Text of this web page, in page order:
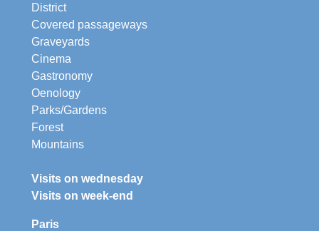
District
Covered passageways
Graveyards
Cinema
Gastronomy
Oenology
Parks/Gardens
Forest
Mountains
Visits on wednesday
Visits on week-end
Paris